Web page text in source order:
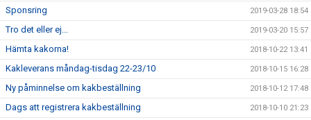
Sponsring 2019-03-28 18:54
Tro det eller ej... 2019-03-20 15:57
Hämta kakorna! 2018-10-22 13:41
Kakleverans måndag-tisdag 22-23/10 2018-10-15 16:28
Ny påminnelse om kakbeställning 2018-10-12 17:48
Dags att registrera kakbeställning 2018-10-10 21:23